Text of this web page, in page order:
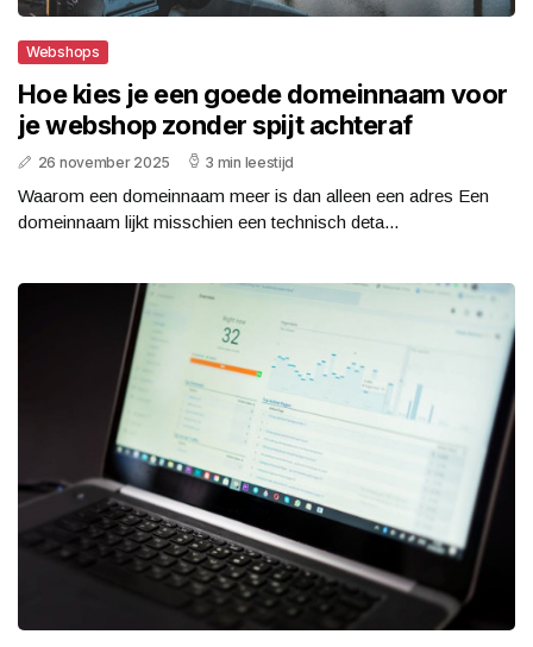
Webshops
Hoe kies je een goede domeinnaam voor
je webshop zonder spijt achteraf
26 november 2025 3 min leestijd
Waarom een domeinnaam meer is dan alleen een adres Een
domeinnaam lijkt misschien een technisch deta...